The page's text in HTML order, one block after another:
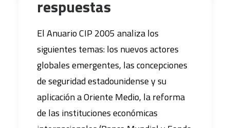
respuestas
El Anuario CIP 2005 analiza los
siguientes temas: los nuevos actores
globales emergentes, las concepciones
de seguridad estadounidense y su
aplicación a Oriente Medio, la reforma
de las instituciones económicas